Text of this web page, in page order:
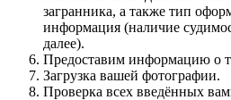
загранника, а также тип
информация (наличие
далее).
Предоставим информацию о
Загрузка вашей фотографии.
Проверка всех введённых